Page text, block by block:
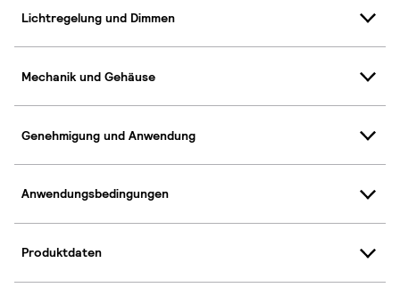
Lichtregelung und Dimmen
Mechanik und Gehäuse
Genehmigung und Anwendung
Anwendungsbedingungen
Produktdaten